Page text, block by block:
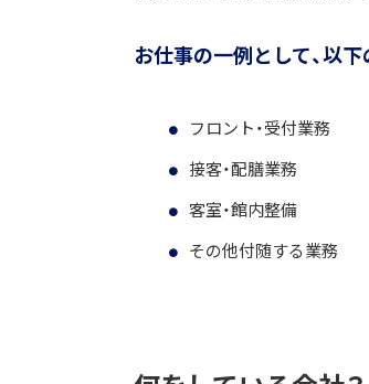
お仕事の一例として、以
フロント・受付業務
接客・配膳業務
客室・館内整備
その他付随する業務